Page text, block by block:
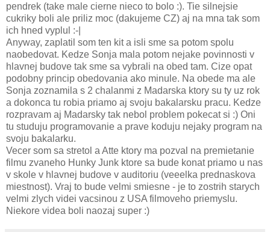
pendrek (take male cierne nieco to bolo :). Tie silnejsie
cukriky boli ale priliz moc (dakujeme CZ) aj na mna tak som
ich hned vyplul :-|
Anyway, zaplatil som ten kit a isli sme sa potom spolu
naobedovat. Kedze Sonja mala potom nejake povinnosti v
hlavnej budove tak sme sa vybrali na obed tam. Cize opat
podobny princip obedovania ako minule. Na obede ma ale
Sonja zoznamila s 2 chalanmi z Madarska ktory su ty uz rok
a dokonca tu robia priamo aj svoju bakalarsku pracu. Kedze
rozpravam aj Madarsky tak nebol problem pokecat si :) Oni
tu studuju programovanie a prave koduju nejaky program na
svoju bakalarku.
Vecer som sa stretol a Atte ktory ma pozval na premietanie
filmu zvaneho Hunky Junk ktore sa bude konat priamo u nas
v skole v hlavnej budove v auditoriu (veeelka prednaskova
miestnost). Vraj to bude velmi smiesne - je to zostrih starych
velmi zlych videi vacsinou z USA filmoveho priemyslu.
Niekore videa boli naozaj super :)